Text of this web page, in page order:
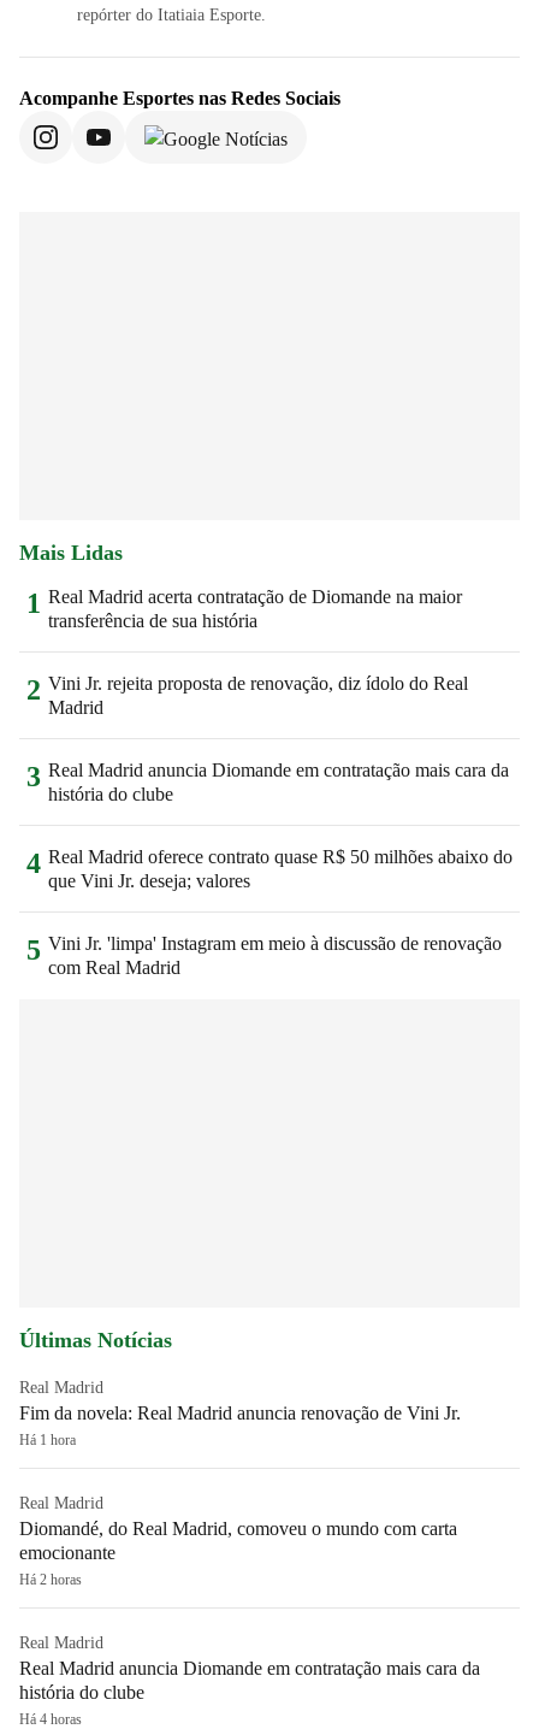
repórter do Itatiaia Esporte.
Acompanhe Esportes nas Redes Sociais
Mais Lidas
1 Real Madrid acerta contratação de Diomande na maior
transferência de sua história
2 Vini Jr. rejeita proposta de renovação, diz ídolo do Real
Madrid
3 Real Madrid anuncia Diomande em contratação mais cara da
história do clube
4 Real Madrid oferece contrato quase R$ 50 milhões abaixo do
que Vini Jr. deseja; valores
5 Vini Jr. 'limpa' Instagram em meio à discussão de renovação
com Real Madrid
Últimas Notícias
Real Madrid
Fim da novela: Real Madrid anuncia renovação de Vini Jr.
Há 1 hora
Real Madrid
Diomandé, do Real Madrid, comoveu o mundo com carta
emocionante
Há 2 horas
Real Madrid
Real Madrid anuncia Diomande em contratação mais cara da
história do clube
Há 4 horas